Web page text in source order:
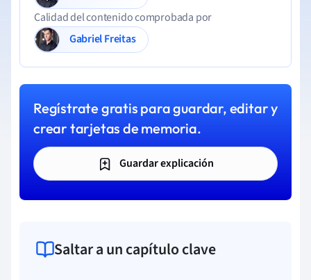
Calidad del contenido comprobada por
Gabriel Freitas
Regístrate gratis para guardar, editar y
crear tarjetas de memoria.
Guardar explicación
Saltar a un capítulo clave